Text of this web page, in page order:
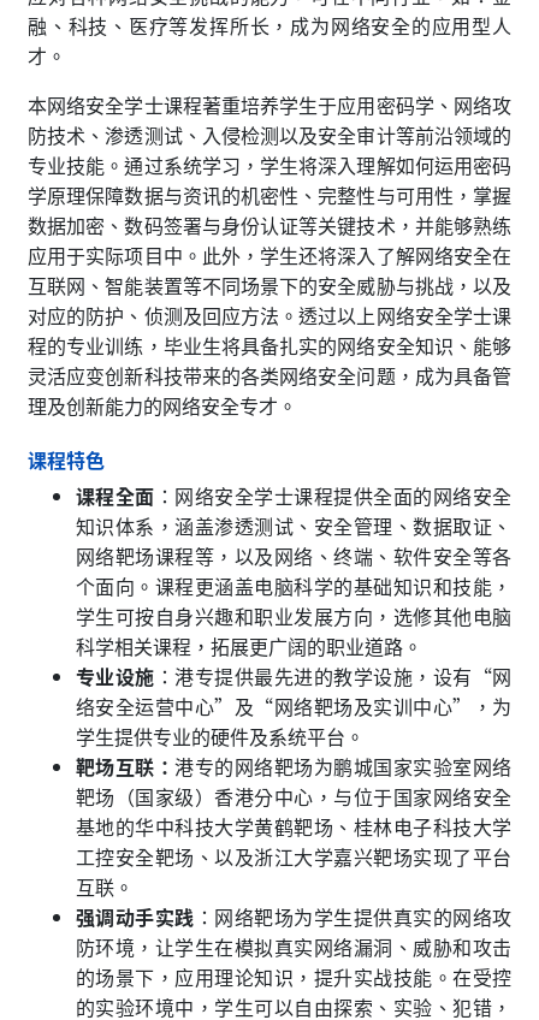
融、科技、医疗等发挥所长，成为网络安全的应用型人
才。
本网络安全学士课程著重培养学生于应用密码学、网络攻
防技术、渗透测试、入侵检测以及安全审计等前沿领域的
专业技能。通过系统学习，学生将深入理解如何运用密码
学原理保障数据与资讯的机密性、完整性与可用性，掌握
数据加密、数码签署与身份认证等关键技术，并能够熟练
应用于实际项目中。此外，学生还将深入了解网络安全在
互联网、智能装置等不同场景下的安全威胁与挑战，以及
对应的防护、侦测及回应方法。透过以上网络安全学士课
程的专业训练，毕业生将具备扎实的网络安全知识、能够
灵活应变创新科技带来的各类网络安全问题，成为具备管
理及创新能力的网络安全专才。
课程特色
课程全面 ：网络安全学士课程提供全面的网络安全
知识体系，涵盖渗透测试、安全管理、数据取证、
网络靶场课程等，以及网络、终端、软件安全等各
个面向。课程更涵盖电脑科学的基础知识和技能，
学生可按自身兴趣和职业发展方向，选修其他电脑
科学相关课程，拓展更广阔的职业道路。
专业设施 ：港专提供最先进的教学设施，设有“网
络安全运营中心”及“网络靶场及实训中心”，为
学生提供专业的硬件及系统平台。
靶场互联：港专的网络靶场为鹏城国家实验室网络
靶场（国家级）香港分中心，与位于国家网络安全
基地的华中科技大学黄鹤靶场、桂林电子科技大学
工控安全靶场、以及浙江大学嘉兴靶场实现了平台
互联。
强调动手实践 ：网络靶场为学生提供真实的网络攻
防环境，让学生在模拟真实网络漏洞、威胁和攻击
的场景下，应用理论知识，提升实战技能。在受控
的实验环境中，学生可以自由探索、实验、犯错，